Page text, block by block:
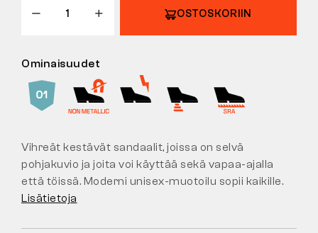
OSTOSKORIIN
Ominaisuudet
Vihreät kestävät sandaalit, joissa on selvä
pohjakuvio ja joita voi käyttää sekä vapaa-ajalla
että töissä. Moderni unisex-muotoilu sopii kaikille.
Lisätietoja